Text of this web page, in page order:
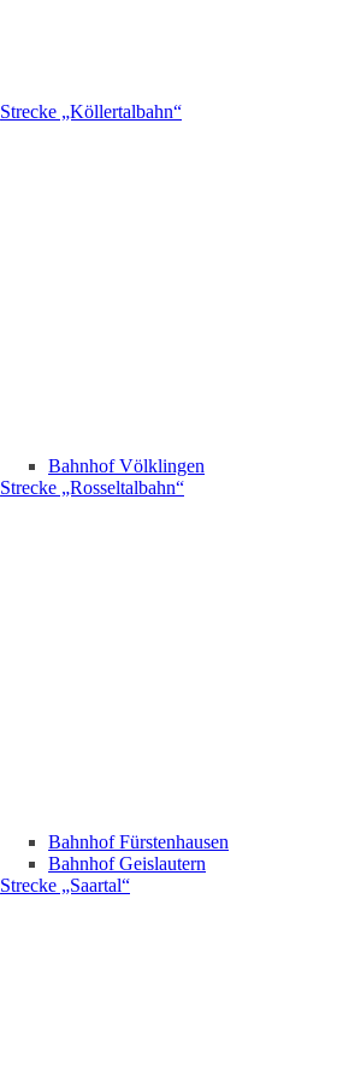
Strecke „Köllertalbahn“
Bahnhof Völklingen
Strecke „Rosseltalbahn“
Bahnhof Fürstenhausen
Bahnhof Geislautern
Strecke „Saartal“